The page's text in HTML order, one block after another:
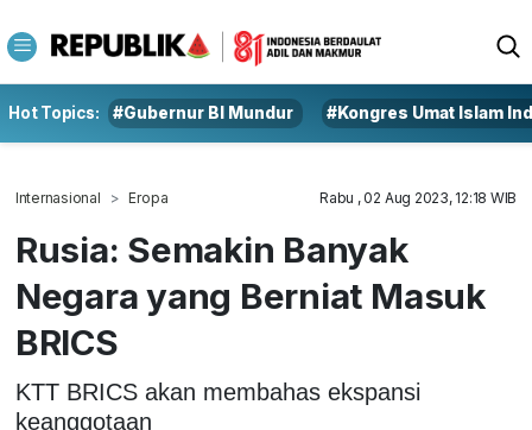
Hot Topics: #Gubernur BI Mundur #Kongres Umat Islam
Internasional Eropa Rabu , 02 Aug 2023, 12:18 WIB
Rusia: Semakin Banyak
Negara yang Berniat Masuk
BRICS
KTT BRICS akan membahas ekspansi
keanggotaan